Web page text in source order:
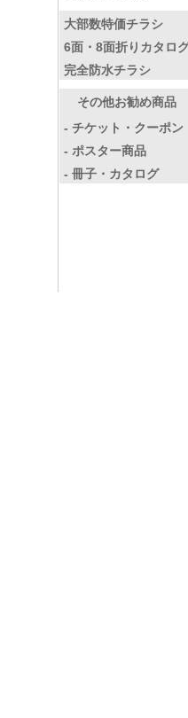
大部数特価チラシ
6面・8面折りカタロ
完全防水チラシ
その他お勧め商品
- チケット・クーポン
- ポスター商品
- 冊子・カタログ